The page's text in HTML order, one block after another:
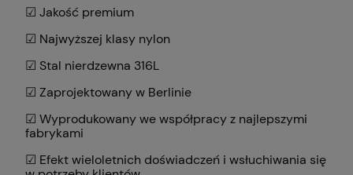
☑ Jakość premium
☑ Najwyższej klasy nylon
☑ Stal nierdzewna 316L
☑ Zaprojektowany w Berlinie
☑ Wyprodukowany we współpracy z najlepszymi
fabrykami
☑ Efekt wieloletnich doświadczeń i wsłuchiwania się